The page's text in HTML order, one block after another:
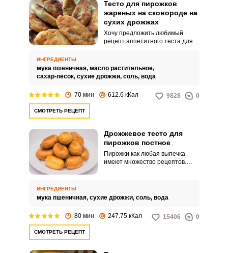
Тесто для пирожков
жареных на сковороде на
сухих дрожжах
Хочу предложить любимый
рецепт аппетитного теста для
приготовленное по этому
рецепту, имеет невероятную
что придает домашней выпечки
ни с чем не сравненный вкус.
ИНГРЕДИЕНТЫ
мука пшеничная, масло растительное,
сахар-песок, сухие дрожжи, соль, вода
70 мин 612.6 кКал 9828 0
СМОТРЕТЬ РЕЦЕПТ
Дрожжевое тесто для
пирожков постное
Пирожки как любая выпечка
имеют множество рецептов.
приготовления пирожков.
ИНГРЕДИЕНТЫ
мука пшеничная, сухие дрожжи, соль, вода
80 мин 247.75 кКал 15406 0
СМОТРЕТЬ РЕЦЕПТ